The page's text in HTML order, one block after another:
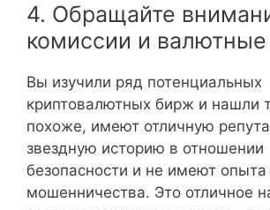
4. Обращайте
комиссии и
Вы изучили ряд потенциальных
криптовалютных бирж и нашли
похоже, имеют отличную
звездную историю в отношении
безопасности и не имеют
мошенничества. Это отличное